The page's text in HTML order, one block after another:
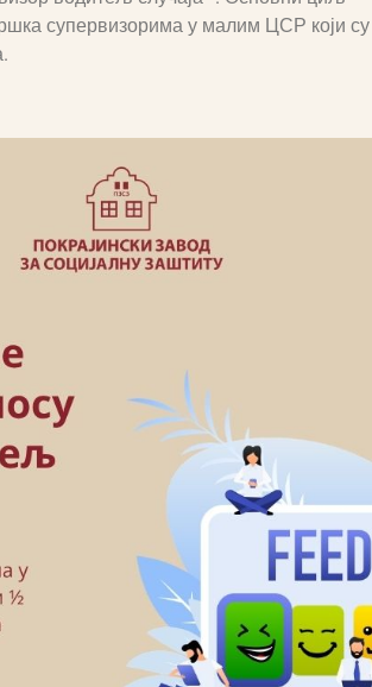
супервизорима у малим ЦСР који су